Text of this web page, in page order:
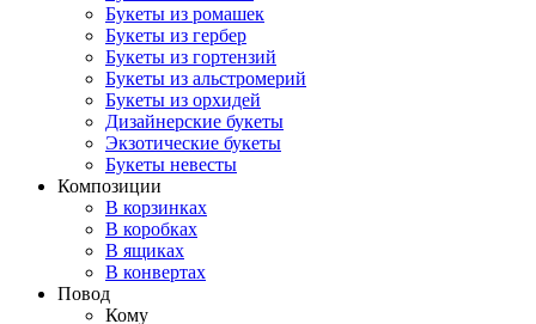
Букеты из ромашек
Букеты из гербер
Букеты из гортензий
Букеты из альстромерий
Букеты из орхидей
Дизайнерские букеты
Экзотические букеты
Букеты невесты
Композиции
В корзинках
В коробках
В ящиках
В конвертах
Повод
Кому